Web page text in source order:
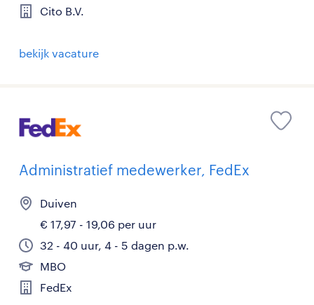
Cito B.V.
bekijk vacature
Administratief medewerker, FedEx
Duiven
€ 17,97 - 19,06 per uur
32 - 40 uur, 4 - 5 dagen p.w.
MBO
FedEx